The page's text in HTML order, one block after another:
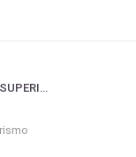
LA SUISSE CEPEC EDUCACIÓN SUPERIOR